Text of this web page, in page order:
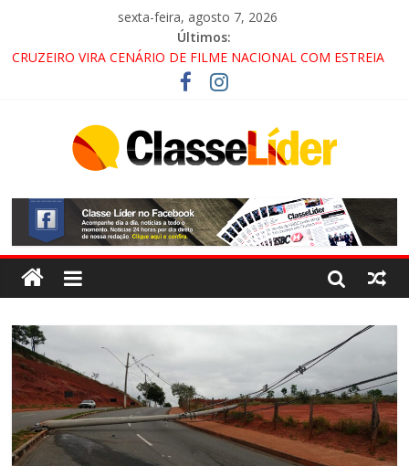
sexta-feira, agosto 7, 2026
Últimos:
CRUZEIRO VIRA CENÁRIO DE FILME NACIONAL COM ESTREIA
PROMOTOR DO GAECO
ACESSO À APARECIDA NA DUTRA SERÁ BLOQUEADO NO FIM
ALTERNATIVAS
LORENA, PINDAMONHANGABA E QUELUZ NA RETA FINAL
PELA FÁBRICA DA COCA-COLA!